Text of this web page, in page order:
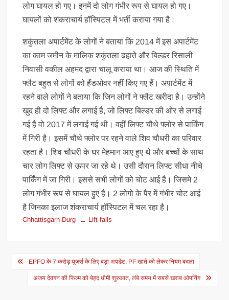
लोग घायल हो गए। इनमें दो लोग गंभीर रूप से घायल हो गए।
घायलों को शंकराचार्य हॉस्पिटल में भर्ती कराया गया है।
शकुंतला अपार्टमेंट के लोगों ने बताया कि 2014 में इस अपार्टमेंट
का काम जमीन के मालिक शकुंतला ढहाते और बिल्डर रिसाली
निवासी वकील अहमद द्वारा चालू कराया था। आज की स्थिति में
फ्लैट बहुत से लोगों को हैंडओवर नहीं किए गए हैं। अपार्टमेंट में
रहने वाले लोगों ने बताया कि जिन लोगों ने फ्लैट खरीदा है। उन्होंने
खुद ही दो लिफ्ट और लगाई है, जो लिफ्ट बिल्डर की ओर से लगाई
गई है वो 2017 में लगाई गई थी। वहीं लिफ्ट चौथे फ्लोर से पार्किंग
में गिरी है। इसमें चौथे फ्लोर पर रहने वाले शिव चौधरी का परिवार
रहता है। शिव चौधरी के घर मेहमान आए हुए थे और बच्चों के साथ
चार लोग लिफ्ट से ऊपर जा रहे थे। उसी दौरान लिफ्ट सीधा नीचे
पार्किंग में जा गिरी। इससे सभी लोगों को चोट आई है। जिसमे 2
लोग गंभीर रूप से घायल हुए है। 2 लोगो के पैर में गंभीर चोट आई
है जिनका इलाज शंकराचार्य हॉस्पिटल में चल रहा है।
Chhattisgarh-Durg Lift falls
Post
navigation
EPFO के 7 करोड़ यूजर्स के लिए बड़ा अपडेट, PF खाते को लेकर नियम बदला
अजय देवगन की फिल्म को बेहद धीमी शुरुआत, लंबे समय में सबसे खराब ओपनिंग